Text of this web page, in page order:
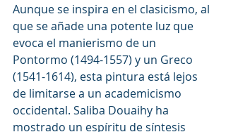
Aunque se inspira en el clasicismo, al
que se añade una potente luz que
evoca el manierismo de un
Pontormo (1494-1557) y un Greco
(1541-1614), esta pintura está lejos
de limitarse a un academicismo
occidental. Saliba Douaihy ha
mostrado un espíritu de síntesis